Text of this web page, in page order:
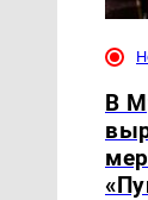
В